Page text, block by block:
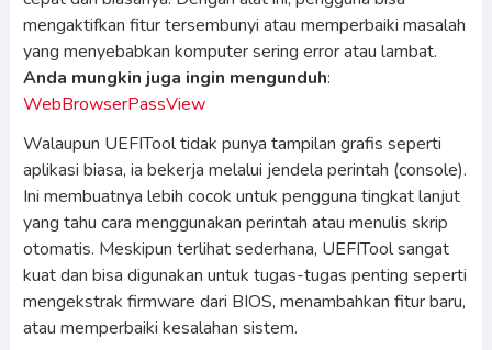
mengaktifkan fitur tersembunyi atau memperbaiki masalah
yang menyebabkan komputer sering error atau lambat.
Anda mungkin juga ingin mengunduh:
WebBrowserPassView
Walaupun UEFITool tidak punya tampilan grafis seperti
aplikasi biasa, ia bekerja melalui jendela perintah (console).
Ini membuatnya lebih cocok untuk pengguna tingkat lanjut
yang tahu cara menggunakan perintah atau menulis skrip
otomatis. Meskipun terlihat sederhana, UEFITool sangat
kuat dan bisa digunakan untuk tugas-tugas penting seperti
mengekstrak firmware dari BIOS, menambahkan fitur baru,
atau memperbaiki kesalahan sistem.